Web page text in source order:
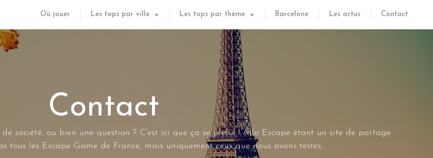
Où jouer Les tops par ville Les tops par thème Barcelone Les actus Contact
Contact
société, ou bien une question ? C’est ici que ça se passe ! Allo Escape étant un site de partage
tous les Escape Game de France, mais uniquement ceux que nous avons testés.